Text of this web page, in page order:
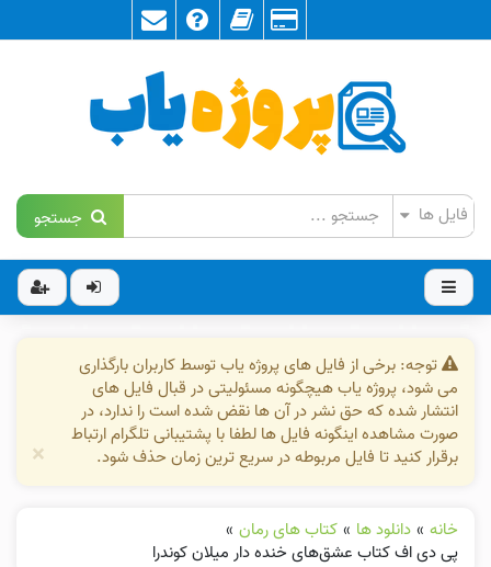
جستجو
توجه: برخی از فایل های پروژه یاب توسط کاربران بارگذاری
می شود، پروژه یاب هیچگونه مسئولیتی در قبال فایل های
انتشار شده که حق نشر در آن ها نقض شده است را ندارد، در
صورت مشاهده اینگونه فایل ها لطفا با پشتیبانی تلگرام ارتباط
برقرار کنید تا فایل مربوطه در سریع ترین زمان حذف شود.
×
خانه » دانلود ها » کتاب های رمان »
پی دی اف کتاب عشق‌های خنده دار میلان کوندرا